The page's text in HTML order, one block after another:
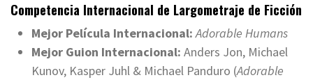
Competencia Internacional de Largometraje de Ficción
Mejor Película Internacional: Adorable Humans
Mejor Guion Internacional: Anders Jon, Michael
Kunov, Kasper Juhl & Michael Panduro (Adorable